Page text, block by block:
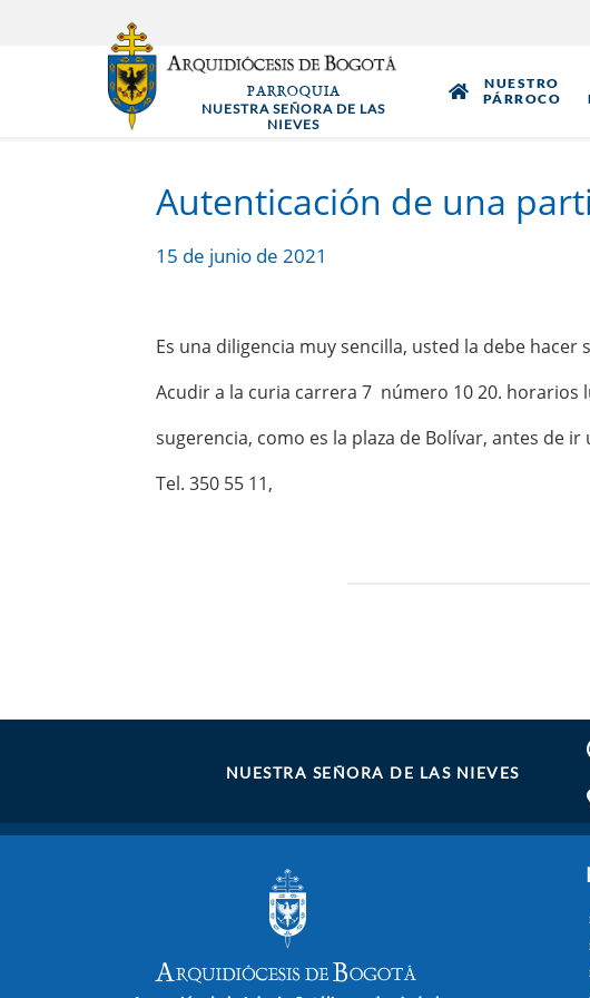
PARROQUIA
NUESTRA SEÑORA DE LAS
NIEVES
NUESTRO
PÁRROCO
Autenticación de una
15 de junio de 2021
Es una diligencia muy sencilla, usted la debe
Acudir a la curia carrera 7 número 10 20. horarios
sugerencia, como es la plaza de Bolívar, antes de
Tel. 350 55 11,
NUESTRA SEÑORA DE LAS NIEVES